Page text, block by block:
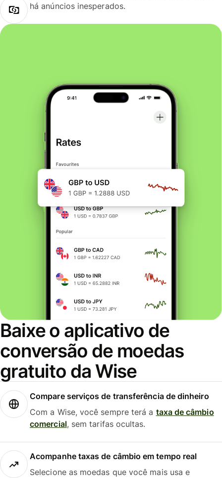
há anúncios inesperados.
Baixe o aplicativo de
conversão de moedas
gratuito da Wise
Compare serviços de transferência de dinheiro
Com a Wise, você sempre terá a taxa de câmbio
comercial, sem tarifas ocultas.
Acompanhe taxas de câmbio em tempo real
Selecione as moedas que você mais usa e